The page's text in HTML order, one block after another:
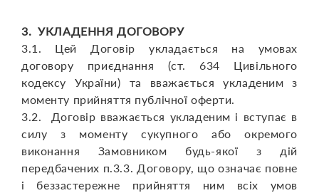
3. УКЛАДЕННЯ ДОГОВОРУ
3.1. Цей Договір укладається на умовах
договору приєднання (ст. 634 Цивільного
кодексу України) та вважається укладеним з
моменту прийняття публічної оферти.
3.2. Договір вважається укладеним і вступає в
силу з моменту сукупного або окремого
виконання Замовником будь-якої з дій
передбачених п.3.3. Договору, що означає повне
і беззастережне прийняття ним всіх умов